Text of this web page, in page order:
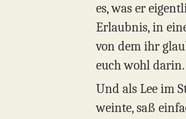
es, was er
Erlaubnis, in
von dem ihr
euch wohl darin.
Und als Lee im
weinte, saß